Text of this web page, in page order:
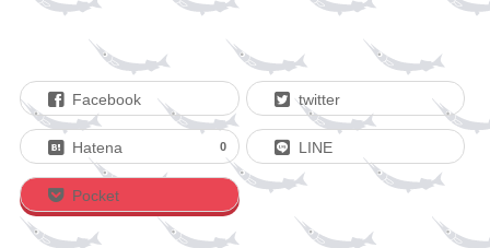
Facebook twitter
Hatena 0 LINE
Pocket